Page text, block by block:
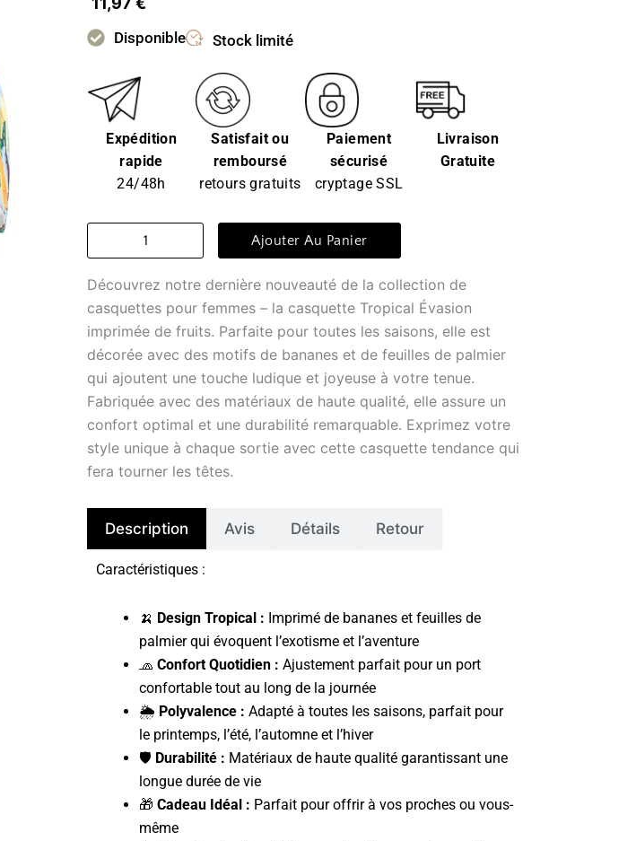
Disponible Stock limité
Expédition
rapide
24/48h
Satisfait ou
remboursé
retours gratuits
Paiement
sécurisé
cryptage SSL
Livraison
Gratuite
quantité
chapeau
-
tropical
évasion
Ajouter Au Panier
Découvrez notre dernière nouveauté de la collection de
casquettes pour femmes – la casquette Tropical Évasion
imprimée de fruits. Parfaite pour toutes les saisons, elle est
décorée avec des motifs de bananes et de feuilles de palmier
qui ajoutent une touche ludique et joyeuse à votre tenue.
Fabriquée avec des matériaux de haute qualité, elle assure un
confort optimal et une durabilité remarquable. Exprimez votre
style unique à chaque sortie avec cette casquette tendance qui
fera tourner les têtes.
Description Avis Détails Retour
Caractéristiques :
🍌 Design Tropical : Imprimé de bananes et feuilles de
palmier qui évoquent l’exotisme et l’aventure
🧢 Confort Quotidien : Ajustement parfait pour un port
confortable tout au long de la journée
🌦️ Polyvalence : Adapté à toutes les saisons, parfait pour
le printemps, l’été, l’automne et l’hiver
🛡️ Durabilité : Matériaux de haute qualité garantissant une
longue durée de vie
🎁 Cadeau Idéal : Parfait pour offrir à vos proches ou vous-
même